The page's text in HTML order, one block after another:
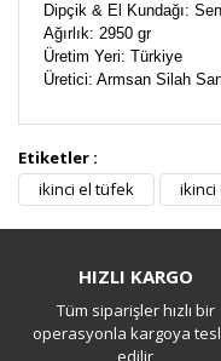
Dipçik & El Kundağı:
Ağırlık: 2950 gr
Üretim Yeri: Türkiye
Üretici: Armsan Silah
Bu
Etiketler :
ikinci el tüfek
HIZLI KARGO
Tüm siparişler hızlı bir
operasyonla kargoya
edilir